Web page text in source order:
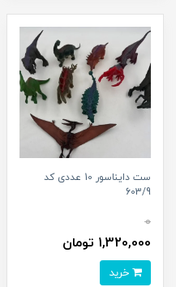
ست دایناسور 10 عددی کد
603/9
0
1,320,000 تومان